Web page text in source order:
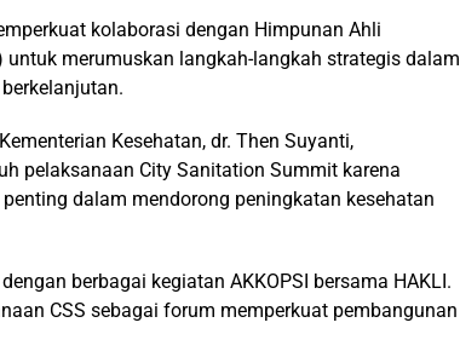
kolaborasi dengan Himpunan Ahli
untuk merumuskan langkah-langkah strategis dalam
Kesehatan, dr. Then Suyanti,
pelaksanaan City Sanitation Summit karena
dalam mendorong peningkatan kesehatan
berbagai kegiatan AKKOPSI bersama HAKLI.
CSS sebagai forum memperkuat pembangunan